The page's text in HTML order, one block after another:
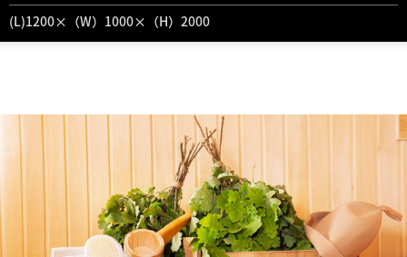
(L)1200×（W）1000×（H）2000